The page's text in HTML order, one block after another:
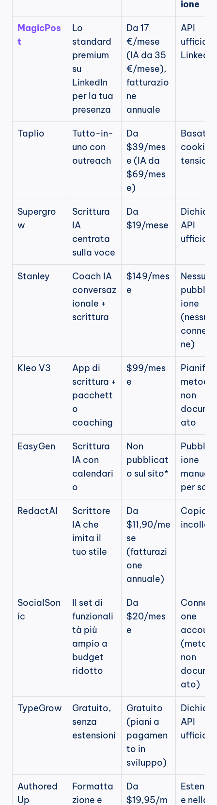
ione
MagicPos
t
Lo
standard
premium
su
LinkedIn
per la tua
presenza
Da 17
€/mese
(IA da 35
€/mese),
fatturazio
ne
annuale
API
ufficiale
LinkedIn
Taplio
Tutto-in-
uno con
outreach
Da
$39/mes
e (IA da
$69/mes
e)
Basato
cookie/
tensione
Supergro
w
Scrittura
IA
centrata
sulla voce
Da
$19/mese
Dichiara
API
ufficiale
Stanley
Coach IA
conversaz
ionale +
scrittura
$149/mes
e
Nessuna
ione
ne)
Kleo V3
App di
scrittura +
pacchett
o
coaching
$99/mes
e
metodo
non
ato
EasyGen
Scrittura
IA con
calendari
o
Non
pubblicat
o sul sito*
ione
manuale
per
RedactAI
Scrittore
IA che
imita il
tuo stile
Da
$11,90/me
se
(fatturazi
one
annuale)
Copia-
incolla
SocialSon
ic
Il set di
funzionali
tà più
ampio a
budget
ridotto
Da
$20/mes
e
one
account
non
ato)
TypeGrow
Gratuito,
senza
estensioni
Gratuito
(piani a
pagamen
to in
sviluppo)
Dichiara
API
ufficiale
Authored
Up
Formatta
zione e
Da
$19,95/m
e nella